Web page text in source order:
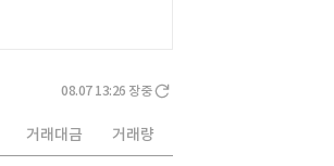
08.07 13:26 장중
거래대금 거래량